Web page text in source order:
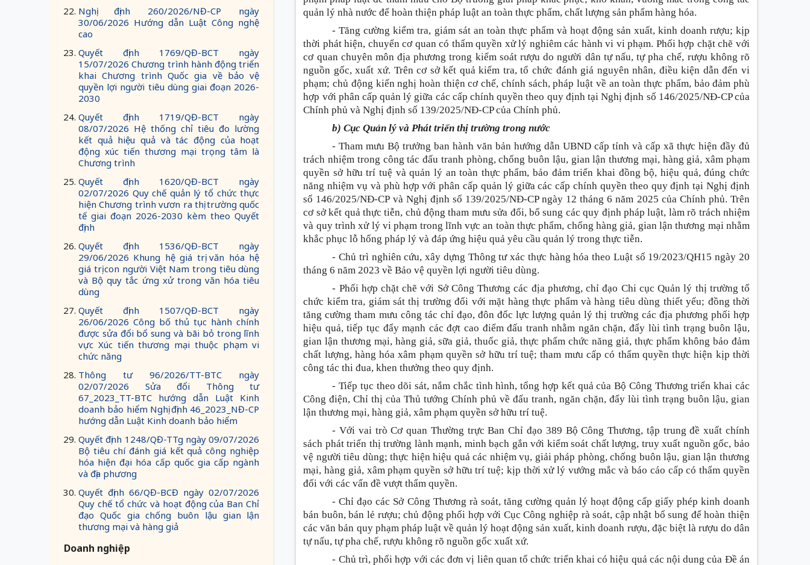
Nghị định 260/2026/NĐ-CP ngày
30/06/2026 Hướng dẫn Luật Công nghệ
cao
Quyết định 1769/QĐ-BCT ngày
15/07/2026 Chương trình hành động triển
khai Chương trình Quốc gia về bảo vệ
quyền lợi người tiêu dùng giai đoạn 2026-
2030
Quyết định 1719/QĐ-BCT ngày
08/07/2026 Hệ thống chỉ tiêu đo lường
kết quả hiệu quả và tác động của hoạt
động xúc tiến thương mại trọng tâm là
Chương trình
Quyết định 1620/QĐ-BCT ngày
02/07/2026 Quy chế quản lý tổ chức thực
hiện Chương trình vươn ra thị trường quốc
tế giai đoạn 2026-2030 kèm theo Quyết
định
Quyết định 1536/QĐ-BCT ngày
29/06/2026 Khung hệ giá trị văn hóa hệ
giá trị con người Việt Nam trong tiêu dùng
và Bộ quy tắc ứng xử trong văn hóa tiêu
dùng
Quyết định 1507/QĐ-BCT ngày
26/06/2026 Công bố thủ tục hành chính
được sửa đổi bổ sung và bãi bỏ trong lĩnh
vực Xúc tiến thương mại thuộc phạm vi
chức năng
Thông tư 96/2026/TT-BTC ngày
02/07/2026 Sửa đổi Thông tư
67_2023_TT-BTC hướng dẫn Luật Kinh
doanh bảo hiểm Nghị định 46_2023_NĐ-CP
hướng dẫn Luật Kinh doanh bảo hiểm
Quyết định 1248/QĐ-TTg ngày 09/07/2026
Bộ tiêu chí đánh giá kết quả công nghiệp
hóa hiện đại hóa cấp quốc gia cấp ngành
và địa phương
Quyết định 66/QĐ-BCĐ ngày 02/07/2026
Quy chế tổ chức và hoạt động của Ban Chỉ
đạo Quốc gia chống buôn lậu gian lận
thương mại và hàng giả
Doanh nghiệp
quản lý nhà nước để hoàn thiện pháp luật an toàn thực phẩm, chất lượng sản phẩm hàng hóa.
- Tăng cường kiểm tra, giám sát an toàn thực phẩm và hoạt động sản xuất, kinh doanh rượu; kịp
thời phát hiện, chuyển cơ quan có thẩm quyền xử lý nghiêm các hành vi vi phạm. Phối hợp chặt chẽ với
cơ quan chuyên môn địa phương trong kiểm soát rượu do người dân tự nấu, tự pha chế, rượu không rõ
nguồn gốc, xuất xứ. Trên cơ sở kết quả kiểm tra, tổ chức đánh giá nguyên nhân, điều kiện dẫn đến vi
phạm; chủ động kiến nghị hoàn thiện cơ chế, chính sách, pháp luật về an toàn thực phẩm, bảo đảm phù
hợp với phân cấp quản lý giữa các cấp chính quyền theo quy định tại Nghị định số 146/2025/NĐ-CP của
Chính phủ và Nghị định số 139/2025/NĐ-CP của Chính phủ.
b) Cục Quản lý và Phát triển thị trường trong nước
- Tham mưu Bộ trưởng ban hành văn bản hướng dẫn UBND cấp tỉnh và cấp xã thực hiện đầy đủ
trách nhiệm trong công tác đấu tranh phòng, chống buôn lậu, gian lận thương mại, hàng giả, xâm phạm
quyền sở hữu trí tuệ và quản lý an toàn thực phẩm, bảo đảm triển khai đồng bộ, hiệu quả, đúng chức
năng nhiệm vụ và phù hợp với phân cấp quản lý giữa các cấp chính quyền theo quy định tại Nghị định
số 146/2025/NĐ-CP và Nghị định số 139/2025/NĐ-CP ngày 12 tháng 6 năm 2025 của Chính phủ. Trên
cơ sở kết quả thực tiễn, chủ động tham mưu sửa đổi, bổ sung các quy định pháp luật, làm rõ trách nhiệm
và quy trình xử lý vi phạm trong lĩnh vực an toàn thực phẩm, chống hàng giả, gian lận thương mại nhằm
khắc phục lỗ hổng pháp lý và đáp ứng hiệu quả yêu cầu quản lý trong thực tiễn.
- Chủ trì nghiên cứu, xây dựng Thông tư xác thực hàng hóa theo Luật số 19/2023/QH15 ngày 20
tháng 6 năm 2023 về Bảo vệ quyền lợi người tiêu dùng.
- Phối hợp chặt chẽ với Sở Công Thương các địa phương, chỉ đạo Chi cục Quản lý thị trường tổ
chức kiểm tra, giám sát thị trường đối với mặt hàng thực phẩm và hàng tiêu dùng thiết yếu; đồng thời
tăng cường tham mưu công tác chỉ đạo, đôn đốc lực lượng quản lý thị trường các địa phương phối hợp
hiệu quả, tiếp tục đẩy mạnh các đợt cao điểm đấu tranh nhằm ngăn chặn, đẩy lùi tình trạng buôn lậu,
gian lận thương mại, hàng giả, sữa giả, thuốc giả, thực phẩm chức năng giả, thực phẩm không bảo đảm
chất lượng, hàng hóa xâm phạm quyền sở hữu trí tuệ; tham mưu cấp có thẩm quyền thực hiện kịp thời
công tác thi đua, khen thưởng theo quy định.
- Tiếp tục theo dõi sát, nắm chắc tình hình, tổng hợp kết quả của Bộ Công Thương triển khai các
Công điện, Chỉ thị của Thủ tướng Chính phủ về đấu tranh, ngăn chặn, đẩy lùi tình trạng buôn lậu, gian
lận thương mại, hàng giả, xâm phạm quyền sở hữu trí tuệ.
- Với vai trò Cơ quan Thường trực Ban Chỉ đạo 389 Bộ Công Thương, tập trung đề xuất chính
sách phát triển thị trường lành mạnh, minh bạch gắn với kiểm soát chất lượng, truy xuất nguồn gốc, bảo
vệ người tiêu dùng; thực hiện hiệu quả các nhiệm vụ, giải pháp phòng, chống buôn lậu, gian lận thương
mại, hàng giả, xâm phạm quyền sở hữu trí tuệ; kịp thời xử lý vướng mắc và báo cáo cấp có thẩm quyền
đối với các vấn đề vượt thẩm quyền.
- Chỉ đạo các Sở Công Thương rà soát, tăng cường quản lý hoạt động cấp giấy phép kinh doanh
bán buôn, bán lẻ rượu; chủ động phối hợp với Cục Công nghiệp rà soát, cập nhật bổ sung để hoàn thiện
các văn bản quy phạm pháp luật về quản lý hoạt động sản xuất, kinh doanh rượu, đặc biệt là rượu do dân
tự nấu, tự pha chế, rượu không rõ nguồn gốc xuất xứ.
- Chủ trì, phối hợp với các đơn vị liên quan tổ chức triển khai có hiệu quả các nội dung của Đề án